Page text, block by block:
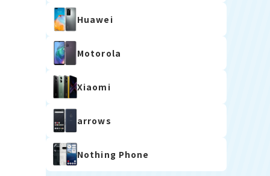
Huawei
Motorola
Xiaomi
arrows
Nothing Phone